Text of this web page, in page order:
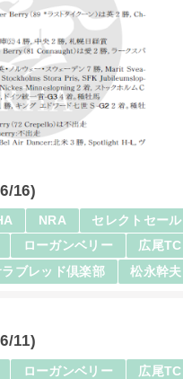
16)
NRA
セレクトセール
ローガンベリー
広尾TC
ブレッド倶楽部
松永幹夫
11)
ローガンベリー
広尾TC